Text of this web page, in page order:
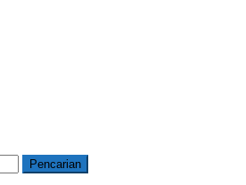
Pencarian